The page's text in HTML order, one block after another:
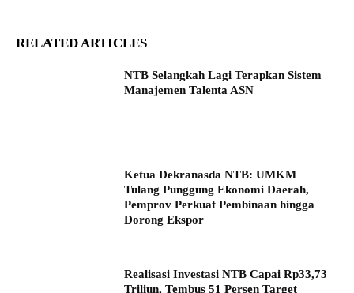
RELATED ARTICLES
NTB Selangkah Lagi Terapkan Sistem
Manajemen Talenta ASN
Ketua Dekranasda NTB: UMKM
Tulang Punggung Ekonomi Daerah,
Pemprov Perkuat Pembinaan hingga
Dorong Ekspor
Realisasi Investasi NTB Capai Rp33,73
Triliun, Tembus 51 Persen Target